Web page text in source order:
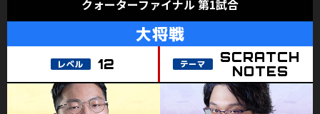
クォーターファイナル 第1試合
大将戦
12
SCRATCH
NOTES